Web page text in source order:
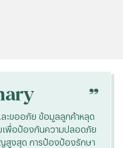
“
ละขออภัย ข้อมูลลูกค้าหลุด
เพื่อป้องกันความปลอดภัย
สูงสุด การป้องป้องรักษา